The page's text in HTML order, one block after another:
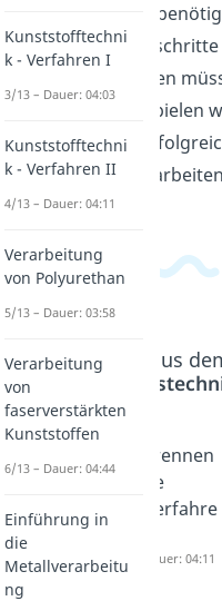
welche Materialien
und welche Arbeitsschritte
durchgeführt werden
anschaulichen Beispielen
gezeigt, wie man
diesen Materialien
Beliebte Inhalte aus
ng in die
Metallve
rarbeitu
ng
Dauer: 02:58
Trennen
de
Verfahre
Dauer: 04:11
Kunststofftechni
k - Verfahren I
3/13 – Dauer: 04:03
Kunststofftechni
k - Verfahren II
4/13 – Dauer: 04:11
Verarbeitung
von Polyurethan
5/13 – Dauer: 03:58
Verarbeitung
von
faserverstärkten
Kunststoffen
6/13 – Dauer: 04:44
Einführung in
die
Metallverarbeitu
ng